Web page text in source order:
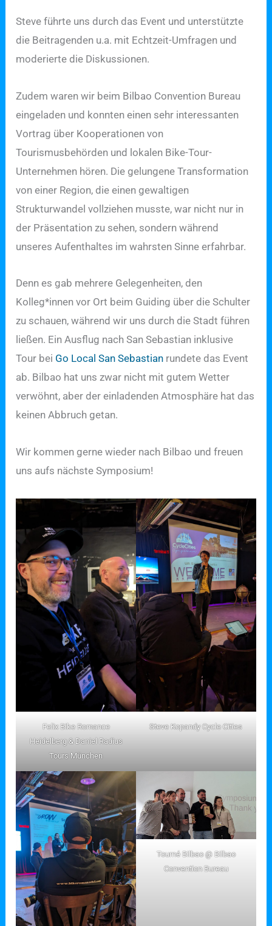
Steve führte uns durch das Event und unterstützte
die Beitragenden u.a. mit Echtzeit-Umfragen und
moderierte die Diskussionen.
Zudem waren wir beim Bilbao Convention Bureau
eingeladen und konnten einen sehr interessanten
Vortrag über Kooperationen von
Tourismusbehörden und lokalen Bike-Tour-
Unternehmen hören. Die gelungene Transformation
von einer Region, die einen gewaltigen
Strukturwandel vollziehen musste, war nicht nur in
der Präsentation zu sehen, sondern während
unseres Aufenthaltes im wahrsten Sinne erfahrbar.
Denn es gab mehrere Gelegenheiten, den
Kolleg*innen vor Ort beim Guiding über die Schulter
zu schauen, während wir uns durch die Stadt führen
ließen. Ein Ausflug nach San Sebastian inklusive
Tour bei Go Local San Sebastian rundete das Event
ab. Bilbao hat uns zwar nicht mit gutem Wetter
verwöhnt, aber der einladenden Atmosphäre hat das
keinen Abbruch getan.
Wir kommen gerne wieder nach Bilbao und freuen
uns aufs nächste Symposium!
Felix Bike Romance
Heidelberg & Daniel Radius
Tours München
Steve Kopandy Cycle Cities
Tourné Bilbao @ Bilbao
Convention Bureau